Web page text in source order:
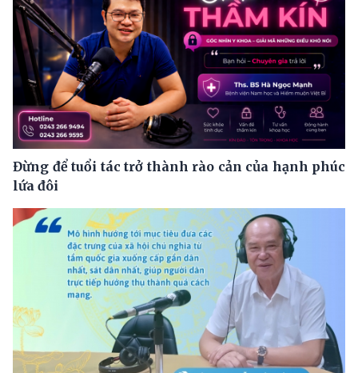
Đừng để tuổi tác trở thành rào cản của hạnh phúc
lứa đôi